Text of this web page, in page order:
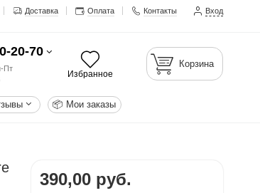
Доставка Оплата Контакты Вход
20-70
Пт
Избранное
Корзина
📦 Мои заказы
390,00 руб.